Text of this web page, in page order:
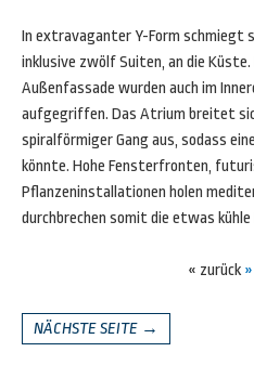
In extravaganter Y-Form schmiegt
inklusive zwölf Suiten, an die
Außenfassade wurden auch im
aufgegriffen. Das Atrium breitet
spiralförmiger Gang aus, sodass
könnte. Hohe Fensterfronten,
Pflanzeninstallationen holen
durchbrechen somit die etwas
« zurück
NÄCHSTE SEITE →